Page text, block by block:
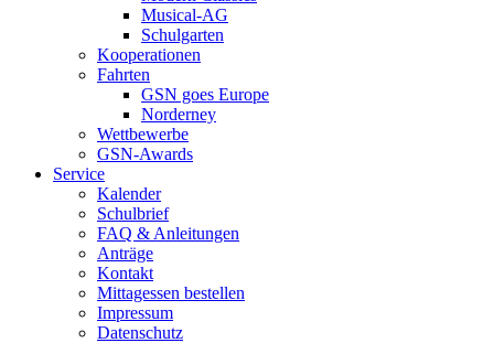
Musical-AG
Schulgarten
Kooperationen
Fahrten
GSN goes Europe
Norderney
Wettbewerbe
GSN-Awards
Service
Kalender
Schulbrief
FAQ & Anleitungen
Anträge
Kontakt
Mittagessen bestellen
Impressum
Datenschutz